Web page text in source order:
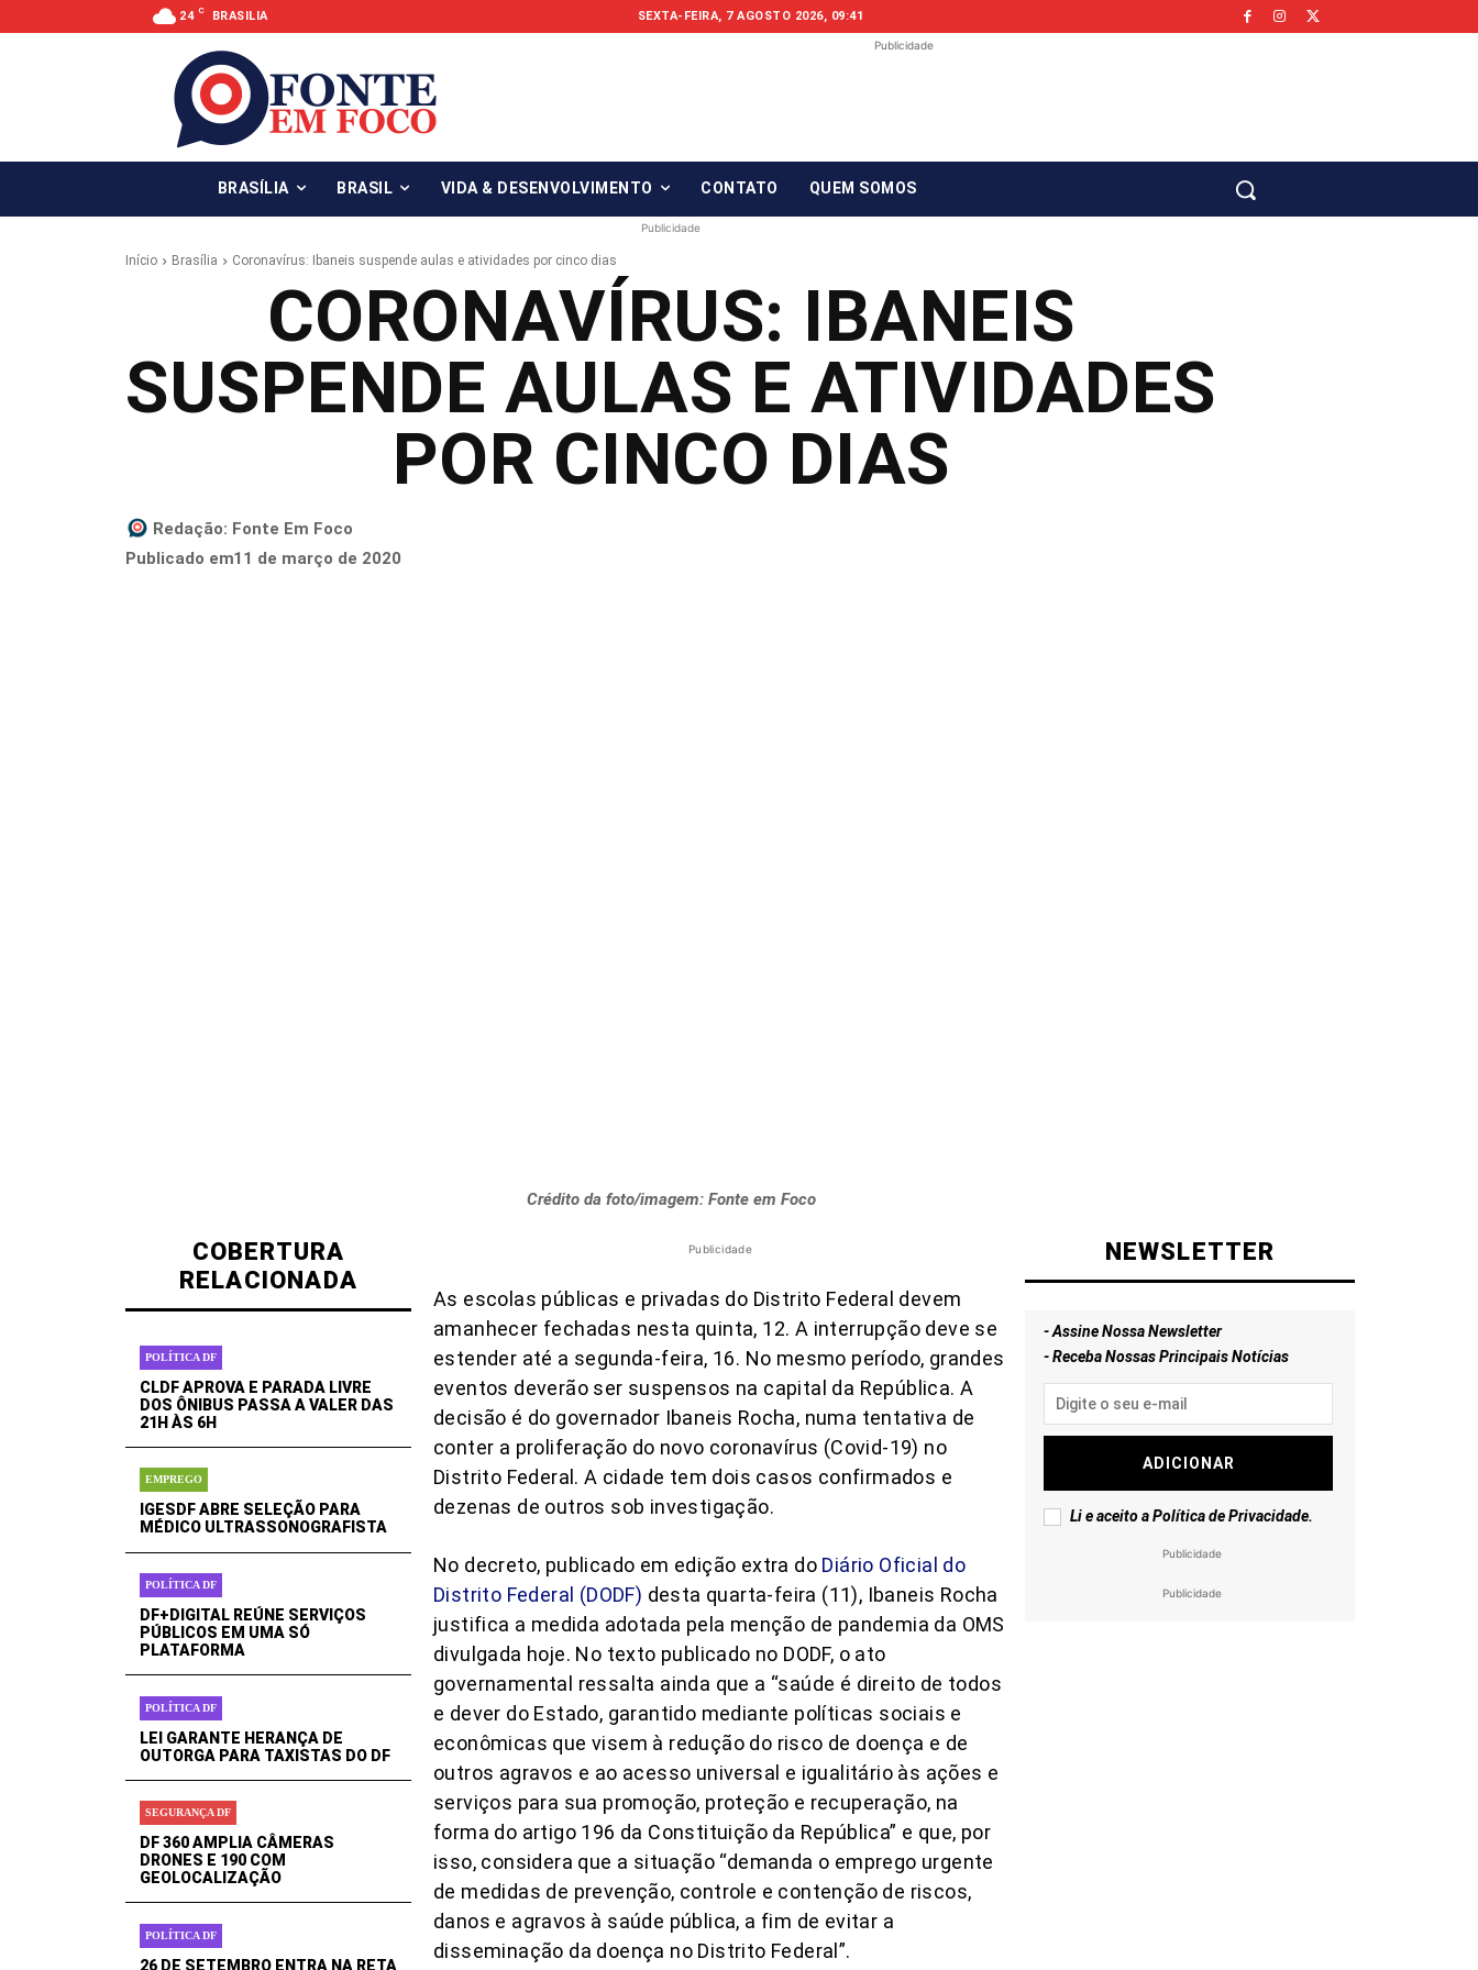
24 C BRASILIA SEXTA-FEIRA, 7 AGOSTO 2026, 09:41
Publicidade
BRASÍLIA BRASIL VIDA & DESENVOLVIMENTO CONTATO QUEM SOMOS
Publicidade
Início Brasília Coronavírus: Ibaneis suspende aulas e atividades por cinco dias
CORONAVÍRUS: IBANEIS
SUSPENDE AULAS E ATIVIDADES
POR CINCO DIAS
Redação: Fonte Em Foco
Publicado em11 de março de 2020
Crédito da foto/imagem: Fonte em Foco
COBERTURA
RELACIONADA
POLÍTICA DF
CLDF APROVA E PARADA LIVRE
DOS ÔNIBUS PASSA A VALER DAS
21H ÀS 6H
EMPREGO
IGESDF ABRE SELEÇÃO PARA
MÉDICO ULTRASSONOGRAFISTA
POLÍTICA DF
DF+DIGITAL REÚNE SERVIÇOS
PÚBLICOS EM UMA SÓ
PLATAFORMA
POLÍTICA DF
LEI GARANTE HERANÇA DE
OUTORGA PARA TAXISTAS DO DF
SEGURANÇA DF
DF 360 AMPLIA CÂMERAS
DRONES E 190 COM
GEOLOCALIZAÇÃO
POLÍTICA DF
26 DE SETEMBRO ENTRA NA RETA
Publicidade
As escolas públicas e privadas do Distrito Federal devem
amanhecer fechadas nesta quinta, 12. A interrupção deve se
estender até a segunda-feira, 16. No mesmo período, grandes
eventos deverão ser suspensos na capital da República. A
decisão é do governador Ibaneis Rocha, numa tentativa de
conter a proliferação do novo coronavírus (Covid-19) no
Distrito Federal. A cidade tem dois casos confirmados e
dezenas de outros sob investigação.
No decreto, publicado em edição extra do Diário Oficial do
Distrito Federal (DODF) desta quarta-feira (11), Ibaneis Rocha
justifica a medida adotada pela menção de pandemia da OMS
divulgada hoje. No texto publicado no DODF, o ato
governamental ressalta ainda que a “saúde é direito de todos
e dever do Estado, garantido mediante políticas sociais e
econômicas que visem à redução do risco de doença e de
outros agravos e ao acesso universal e igualitário às ações e
serviços para sua promoção, proteção e recuperação, na
forma do artigo 196 da Constituição da República” e que, por
isso, considera que a situação “demanda o emprego urgente
de medidas de prevenção, controle e contenção de riscos,
danos e agravos à saúde pública, a fim de evitar a
disseminação da doença no Distrito Federal”.
NEWSLETTER
- Assine Nossa Newsletter
- Receba Nossas Principais Notícias
ADICIONAR
Li e aceito aPolítica de Privacidade.
Publicidade
Publicidade